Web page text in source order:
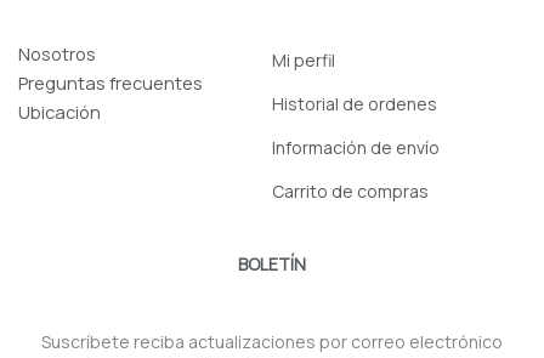
Nosotros
Preguntas frecuentes
Ubicación
Mi perfil
Historial de ordenes
Información de envío
Carrito de compras
BOLETÍN
Suscríbete reciba actualizaciones por correo electrónico